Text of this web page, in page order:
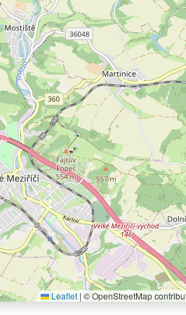
Leaflet | © OpenStreetMap